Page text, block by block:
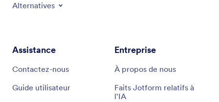
Alternatives
Assistance
Contactez-nous
Guide utilisateur
Entreprise
À propos de nous
Faits Jotform relatifs à
l'IA